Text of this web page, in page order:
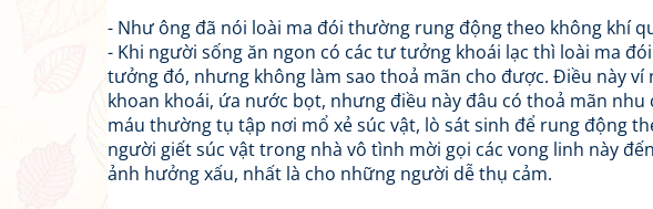
- Như ông đã nói loài ma đói thường rung động theo không khí
- Khi người sống ăn ngon có các tư tưởng khoái lạc thì loài ma
tưởng đó, nhưng không làm sao thoả mãn cho được. Điều này
khoan khoái, ứa nước bọt, nhưng điều này đâu có thoả mãn
máu thường tụ tập nơi mổ xẻ súc vật, lò sát sinh để rung động
người giết súc vật trong nhà vô tình mời gọi các vong linh này
ảnh hưởng xấu, nhất là cho những người dễ thụ cảm.